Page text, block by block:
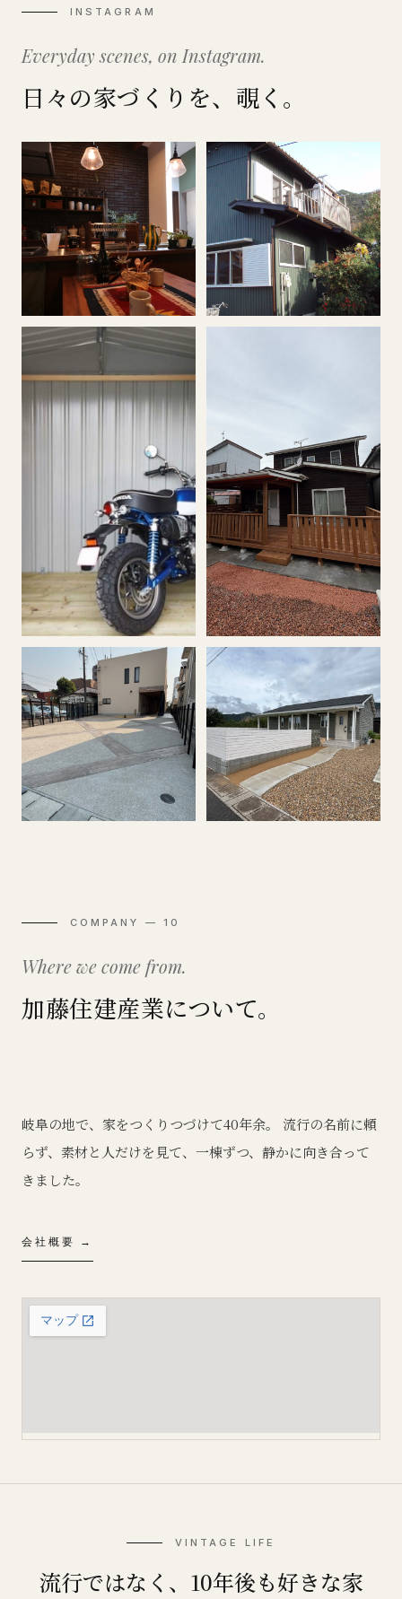
INSTAGRAM
Everyday scenes, on Instagram.
日々の家づくりを、覗く。
COMPANY — 10
Where we come from.
加藤住建産業について。
岐阜の地で、家をつくりつづけて40年余。 流行の名前に頼
らず、素材と人だけを見て、一棟ずつ、静かに向き合って
きました。
会社概要 →
VINTAGE LIFE
流行ではなく、10年後も好きな家